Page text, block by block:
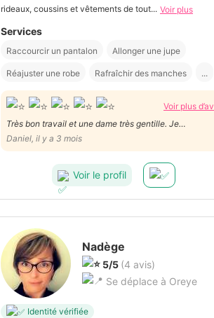
rideaux, coussins et vêtements de tout... Voir plus
Services
Raccourcir un pantalon Allonger une jupe
Réajuster une robe Rafraîchir des manches ...
Voir plus
Très bon travail et une dame très gentille. Je
recommande ses services. Rapide et efficace. Merci
Madame Selma.
Daniel, il y a 3 mois
Voir le profil
Nadège
5/5 (4 avis)
Se déplace à Oreye
Identité vérifiée